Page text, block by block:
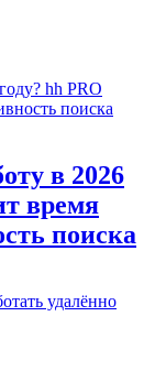
в 2026
время
поиска